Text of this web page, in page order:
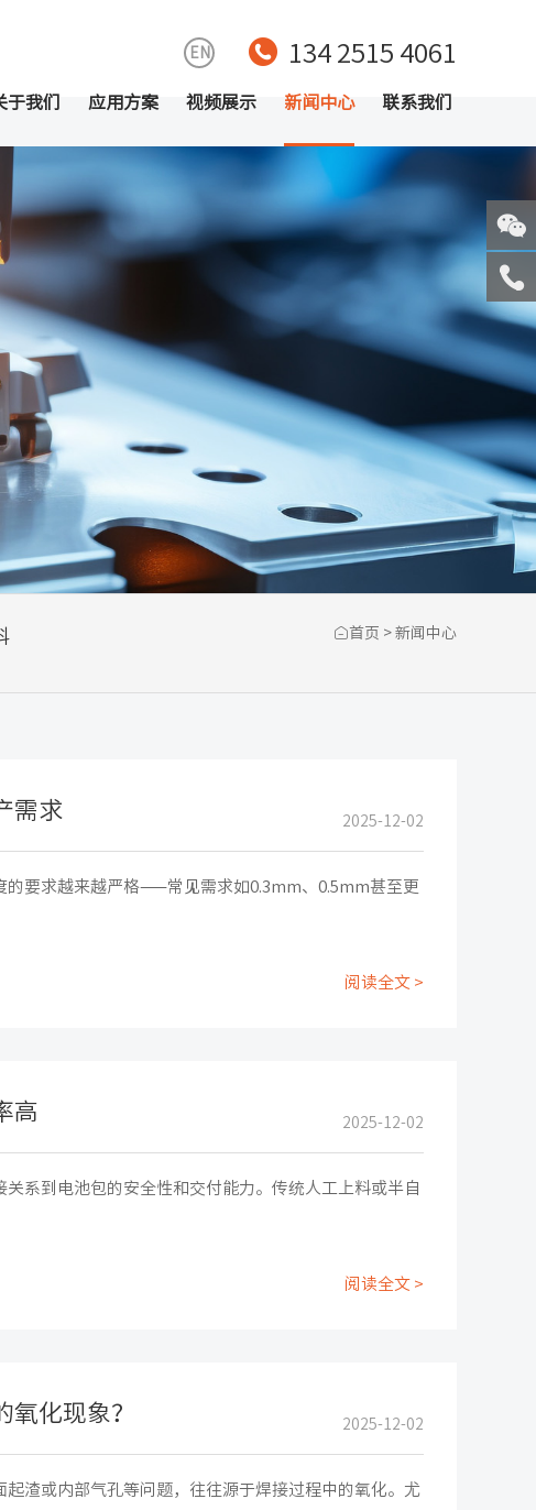
134 2515 4061
EN
于我们 应用方案 视频展示 新闻中心 联系我们
首页 > 新闻中心
需求 2025-12-02
的要求越来越严格——常见需求如0.3mm、0.5mm甚至更
阅读全文 >
高 2025-12-02
系到电池包的安全性和交付能力。传统人工上料或半自
阅读全文 >
化现象？ 2025-12-02
渣或内部气孔等问题，往往源于焊接过程中的氧化。尤
关注
微信
服务
顶部